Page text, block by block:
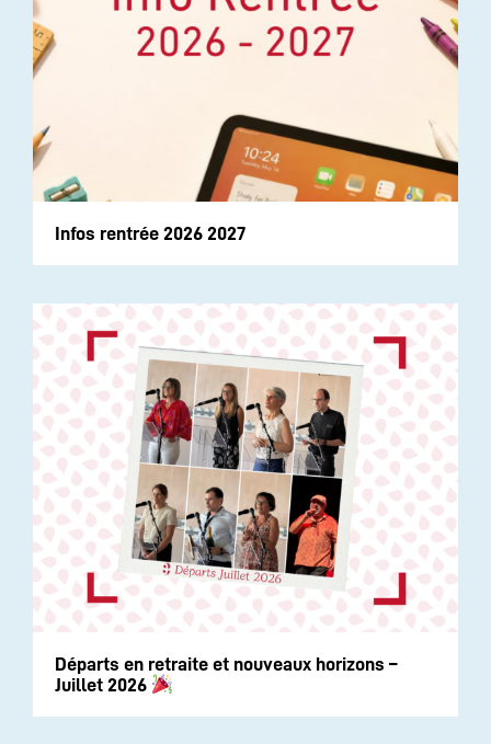
Infos rentrée 2026 2027
Départs en retraite et nouveaux horizons –
Juillet 2026